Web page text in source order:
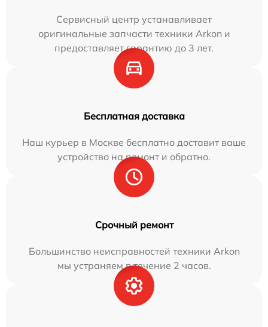
Сервисный центр устанавливает
оригинальные запчасти техники Arkon и
предоставляет гарантию до 3 лет.
Бесплатная доставка
Наш курьер в Москве бесплатно доставит ваше
устройство на ремонт и обратно.
Срочный ремонт
Большинство неисправностей техники Arkon
мы устраняем в течение 2 часов.